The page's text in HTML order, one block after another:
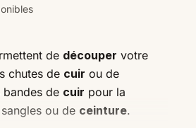
de découper votre
chutes de cuir ou de
de cuir pour la
ou de ceinture.